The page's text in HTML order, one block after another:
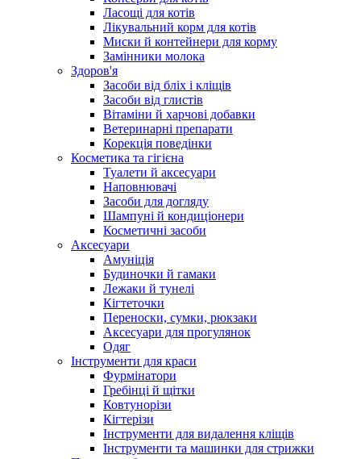
Ласощі для котів
Лікувальний корм для котів
Миски й контейнери для корму
Замінники молока
Здоров'я
Засоби від бліх і кліщів
Засоби від глистів
Вітаміни й харчові добавки
Ветеринарні препарати
Корекція поведінки
Косметика та гігієна
Туалети й аксесуари
Наповнювачі
Засоби для догляду
Шампуні й кондиціонери
Косметичні засоби
Аксесуари
Амуніція
Будиночки й гамаки
Лежаки й тунелі
Кігтеточки
Переноски, сумки, рюкзаки
Аксесуари для прогулянок
Одяг
Інструменти для краси
Фурмінатори
Гребінці й щітки
Ковтунорізи
Кігтерізи
Інструменти для видалення кліщів
Інструменти та машинки для стрижки